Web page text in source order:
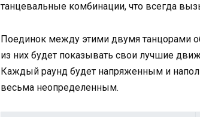
танцевальные комбинации, что всегда
Поединок между этими двумя
из них будет показывать свои лучшие
Каждый раунд будет напряженным и
весьма неопределенным.